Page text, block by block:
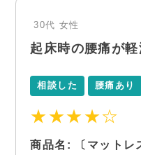
30代女性
起床時の腰痛が軽
★★★★☆
相談した 腰痛あり
商品名: 〔マットレ